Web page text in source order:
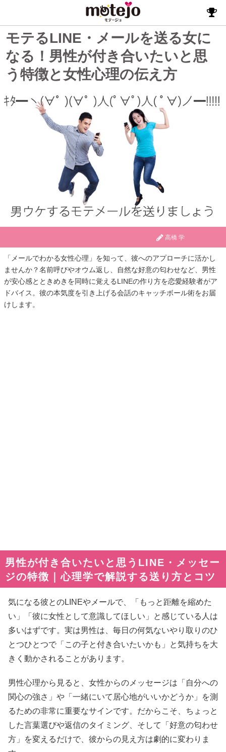
モテるLINE・メールを送る女に
なる！男性が付き合いたいと思
う特徴と女性心理の伝え方
高橋 学
「メールでわかる女性心理」を知って、彼へのアプローチに活かし
ませんか？名前呼びやオウム返し、自然な好意の匂わせなど、男性
が安心感とときめきを同時に覚えるLINEの作り方を恋愛経験者がア
ドバイス。彼の本気度を引き上げる会話のキャッチボール術をお届
けします。
男性が付き合いたいと思うLINE・メッセー
ジの特徴｜心理学で解説する送り方とコツ
気になる彼とのLINEやメールで、「もっと距離を縮めた
い」「彼に女性として意識してほしい」と感じている人は
多いはずです。実は男性は、毎日の何気ないやり取りのひ
とつひとつで「この子と付き合いたいかも」と気持ちを大
きく動かされることがあります。
男性心理から見ると、女性からのメッセージは「自分への
関心の強さ」や「一緒にいて居心地がいいかどうか」を測
るための非常に重要なサインです。だからこそ、ちょっと
した言葉選びや返信のタイミング、そして「好意の匂わせ
方」を変えるだけで、彼からの見え方は劇的に変わりま